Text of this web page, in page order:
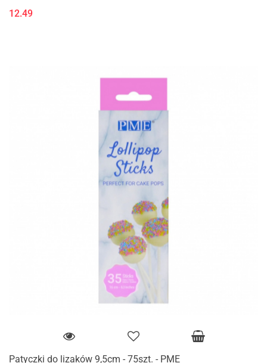
12.49
Patyczki do lizaków 9,5cm - 75szt. - PME